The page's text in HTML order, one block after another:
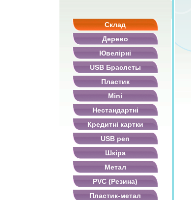
Склад
Дерево
Ювелірні
USB Браслеты
Пластик
Mini
Нестандартні
Кредитні картки
USB pen
Шкіра
Метал
PVC (Резина)
Пластик-метал